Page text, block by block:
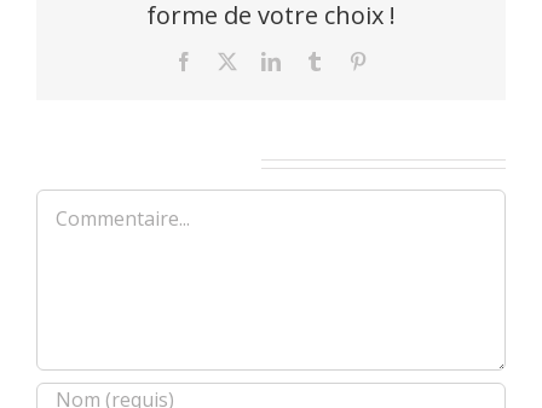
forme de votre choix !
Facebook LinkedInTumblr
Commentaire